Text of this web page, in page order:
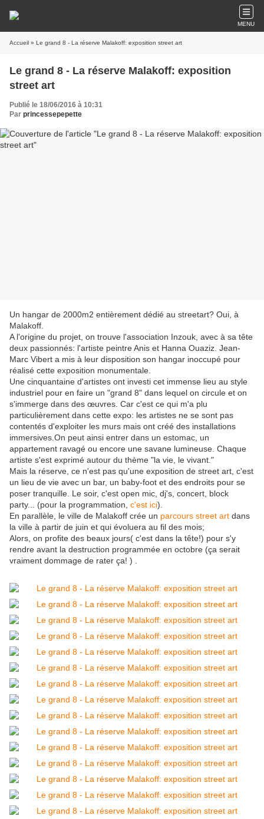
MENU
Accueil » Le grand 8 - La réserve Malakoff: exposition street art
Le grand 8 - La réserve Malakoff: exposition
street art
Publié le 18/06/2016 à 10:31
Par princessepepette
Un hangar de 2000m2 entièrement dédié au streetart? Oui, à
Malakoff.
A l'origine du projet, on trouve l'association Inzouk, avec à sa tête
deux passionnés: l'artiste peintre Anis et Hanna Ouaziz. Jean-
Marc Vibert a mis à leur disposition son hangar inoccupé pour
réalisé cette exposition monumentale.
Une cinquantaine d'artistes ont investi cet immense lieu au style
industriel pour en faire un "grand 8" dans lequel on circule et on
s'immerge dans des œuvres. Car c'est ce qui m'a plu
particulièrement dans cette expo: les artistes ne se sont pas
contentés d'exploiter les murs mais ont créé des installations
immersives.On peut ainsi entrer dans un estomac, un
appartement ravagé ou encore une savane lumineuse. Chaque
artiste s'est exprimé autour du thème "la vie, le vivant."
Mais la réserve, ce n'est pas qu'une exposition de street art, c'est
un lieu de vie avec un bar, un baby-foot et des endroits pour se
poser tranquille. Le soir, c'est open mic, dj's, concert, block
party... (pour la programmation, c'est ici).
En parallèle, le ville de Malakoff crée un parcours street art dans
la ville à partir de juin et qui évoluera au fil des mois;
Alors, on profite des beaux jours( c'est dans la tête!) pour s'y
rendre avant la destruction programmée en octobre (ça serait
vraiment dommage de rater ça! ) .